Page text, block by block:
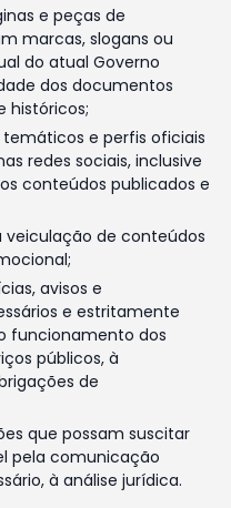
e peças de
marcas, slogans ou
do atual Governo
dos documentos
históricos;
e perfis oficiais
redes sociais, inclusive
conteúdos publicados e
veiculação de conteúdos
avisos e
e estritamente
funcionamento dos
públicos, à
de
que possam suscitar
pela comunicação
à análise jurídica.